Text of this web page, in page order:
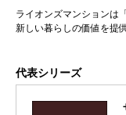
ライオンズマンションは
新しい暮らしの価値を提
代表シリーズ